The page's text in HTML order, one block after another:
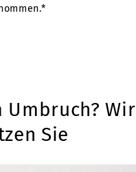
Umbruch? Wir
Sie